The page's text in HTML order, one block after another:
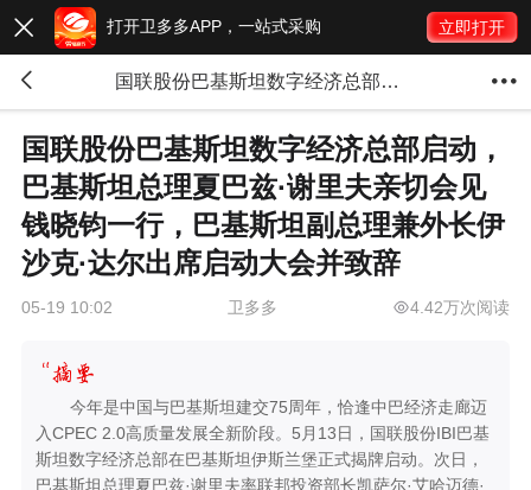
 打开卫多多APP，一站式采购 立即打开
 国联股份巴基斯坦数字经济总部启动，巴基斯坦总理夏巴兹·谢里夫亲切会见钱晓钧一行，巴基斯坦副总理兼外长伊沙克·达尔出席启动大会并致辞 
国联股份巴基斯坦数字经济总部启动，
巴基斯坦总理夏巴兹·谢里夫亲切会见
钱晓钧一行，巴基斯坦副总理兼外长伊
沙克·达尔出席启动大会并致辞
05-19 10:02 卫多多 4.42万次阅读
今年是中国与巴基斯坦建交75周年，恰逢中巴经济走廊迈
入CPEC 2.0高质量发展全新阶段。5月13日，国联股份IBI巴基
斯坦数字经济总部在巴基斯坦伊斯兰堡正式揭牌启动。次日，
巴基斯坦总理夏巴兹·谢里夫率联邦投资部长凯萨尔·艾哈迈德·